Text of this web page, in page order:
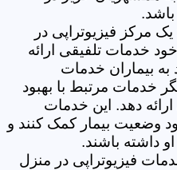
مرکز فیزیوتراپی در
خدمات تلفیقی ارائه
به بیماران خدمات
خدمات مرتبط با بهبود
دهد. این خدمات
وضعیت بیمار کمک کنند و
داشته باشند.
فیزیوتراپی در منزل